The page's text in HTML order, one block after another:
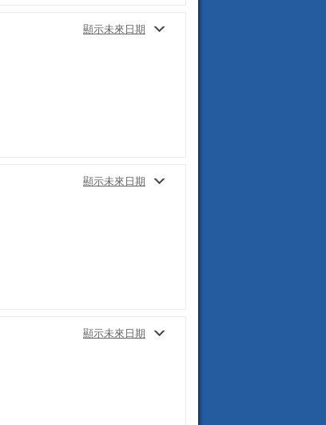
顯示未來日期
顯示未來日期
顯示未來日期